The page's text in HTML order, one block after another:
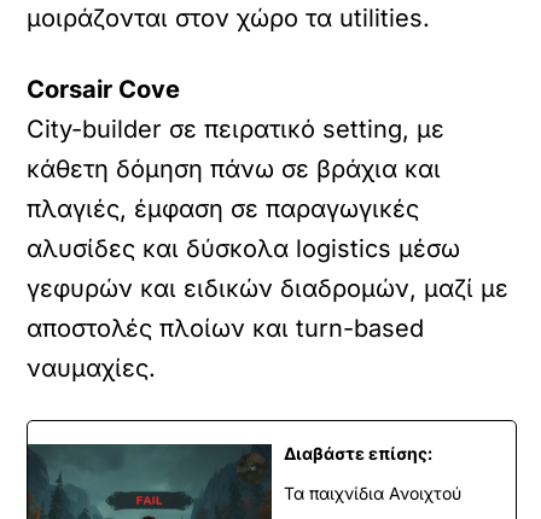
μοιράζονται στον χώρο τα utilities.
Corsair Cove
City-builder σε πειρατικό setting, με
κάθετη δόμηση πάνω σε βράχια και
πλαγιές, έμφαση σε παραγωγικές
αλυσίδες και δύσκολα logistics μέσω
γεφυρών και ειδικών διαδρομών, μαζί με
αποστολές πλοίων και turn-based
ναυμαχίες.
Διαβάστε επίσης:
Τα παιχνίδια Ανοιχτού